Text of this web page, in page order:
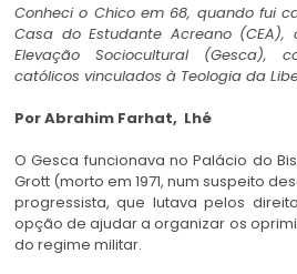
Conheci o Chico em 68, quando fui
Casa do Estudante Acreano
Elevação Sociocultural (Gesca),
católicos vinculados à Teologia da
Por Abrahim Farhat, Lhé
O Gesca funcionava no Palácio do
Grott (morto em 1971, num suspeito
progressista, que lutava pelos
opção de ajudar a organizar os
do regime militar.